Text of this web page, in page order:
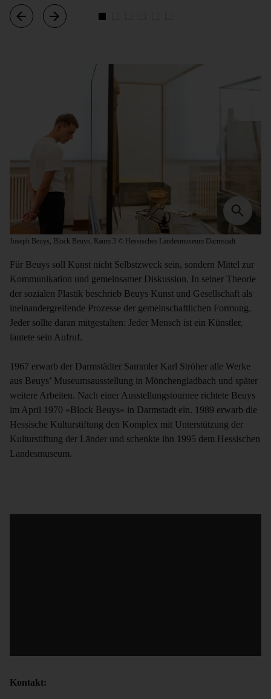
Joseph Beuys, Block Beuys, Raum 3 © Hessisches Landesmuseum Darmstadt
Für Beuys soll Kunst nicht Selbstzweck sein, sondern Mittel zur
Kommunikation und gemeinsamer Diskussion. In seiner Theorie
der sozialen Plastik beschrieb Beuys Kunst und Gesellschaft als
ineinandergreifende Prozesse der gemeinschaftlichen Formung.
Jeder sollte daran mitgestalten: Jeder Mensch ist ein Künstler,
lautete sein Aufruf.
1967 erwarb der Darmstädter Sammler Karl Ströher alle Werke
aus Beuys’ Museumsausstellung in Mönchengladbach und später
weitere Arbeiten. Nach einer Ausstellungstournee richtete Beuys
im April 1970 »Block Beuys« in Darmstadt ein. 1989 erwarb die
Hessische Kulturstiftung den Komplex mit Unterstützung der
Kulturstiftung der Länder und schenkte ihn 1995 dem Hessischen
Landesmuseum.
Kontakt: